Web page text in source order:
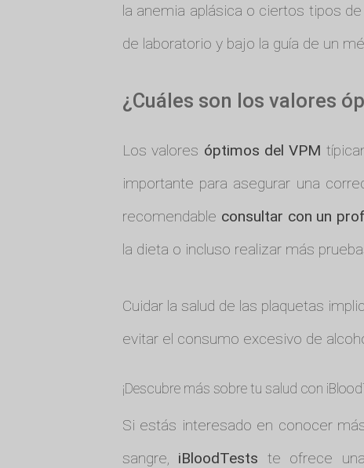
la anemia aplásica o ciertos tipos
de laboratorio y bajo la guía de un
¿Cuáles son los valores
Los valores óptimos del VPM
importante para asegurar una
recomendable consultar con un
la dieta o incluso realizar más
Cuidar la salud de las plaquetas
evitar el consumo excesivo de
¡Descubre más sobre tu salud con
Si estás interesado en conocer
sangre, iBloodTests te ofrece